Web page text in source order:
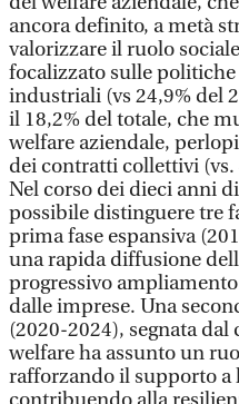
ancora definito, a metà
valorizzare il ruolo
focalizzato sulle
industriali (vs 24,9% del
il 18,2% del totale, che
welfare aziendale,
dei contratti collettivi (vs.
Nel corso dei dieci anni
possibile distinguere tre
prima fase espansiva
una rapida diffusione
progressivo
dalle imprese. Una
(2020-2024), segnata
welfare ha assunto un
rafforzando il supporto a